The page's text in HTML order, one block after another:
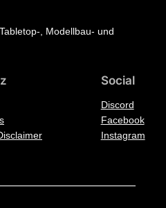
, Modellbau- und
Social
Discord
Facebook
Instagram